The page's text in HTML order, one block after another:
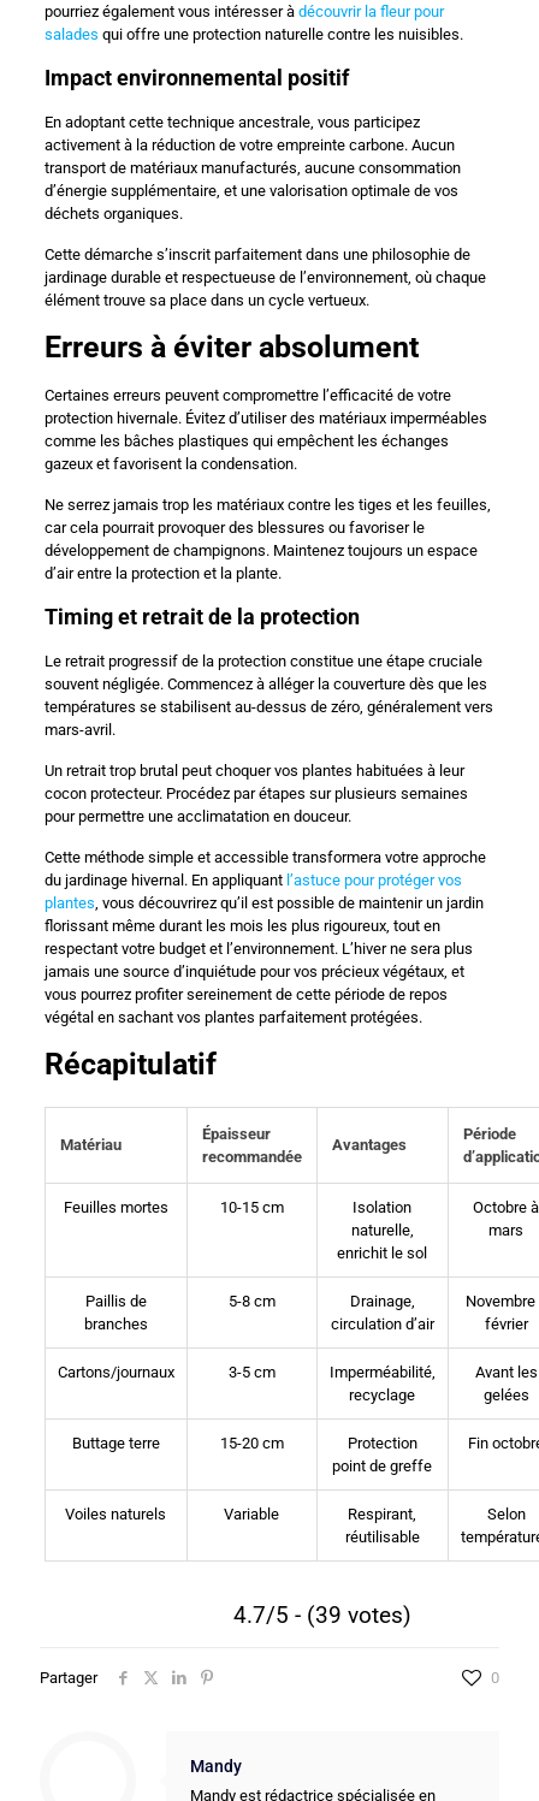
pourriez également vous intéresser à découvrir la fleur pour
salades qui offre une protection naturelle contre les nuisibles.
Impact environnemental positif
En adoptant cette technique ancestrale, vous participez
activement à la réduction de votre empreinte carbone. Aucun
transport de matériaux manufacturés, aucune consommation
d’énergie supplémentaire, et une valorisation optimale de vos
déchets organiques.
Cette démarche s’inscrit parfaitement dans une philosophie de
jardinage durable et respectueuse de l’environnement, où chaque
élément trouve sa place dans un cycle vertueux.
Erreurs à éviter absolument
Certaines erreurs peuvent compromettre l’efficacité de votre
protection hivernale. Évitez d’utiliser des matériaux imperméables
comme les bâches plastiques qui empêchent les échanges
gazeux et favorisent la condensation.
Ne serrez jamais trop les matériaux contre les tiges et les feuilles,
car cela pourrait provoquer des blessures ou favoriser le
développement de champignons. Maintenez toujours un espace
d’air entre la protection et la plante.
Timing et retrait de la protection
Le retrait progressif de la protection constitue une étape cruciale
souvent négligée. Commencez à alléger la couverture dès que les
températures se stabilisent au-dessus de zéro, généralement vers
mars-avril.
Un retrait trop brutal peut choquer vos plantes habituées à leur
cocon protecteur. Procédez par étapes sur plusieurs semaines
pour permettre une acclimatation en douceur.
Cette méthode simple et accessible transformera votre approche
du jardinage hivernal. En appliquant l’astuce pour protéger vos
plantes, vous découvrirez qu’il est possible de maintenir un jardin
florissant même durant les mois les plus rigoureux, tout en
respectant votre budget et l’environnement. L’hiver ne sera plus
jamais une source d’inquiétude pour vos précieux végétaux, et
vous pourrez profiter sereinement de cette période de repos
végétal en sachant vos plantes parfaitement protégées.
Récapitulatif
Matériau
Épaisseur
recommandée
Avantages
Période
Feuilles mortes 10-15 cm
Isolation
naturelle,
enrichit le sol
Octobre à
mars
Paillis de
branches
5-8 cm
Drainage,
circulation d’air
Novembre
février
Cartons/journaux 3-5 cm
Imperméabilité,
recyclage
Avant les
gelées
Buttage terre 15-20 cm
Protection
point de greffe
Fin
Voiles naturels Variable
Respirant,
réutilisable
Selon
4.7/5 - (39 votes)
Partager 0
Mandy
Mandy est rédactrice spécialisée en